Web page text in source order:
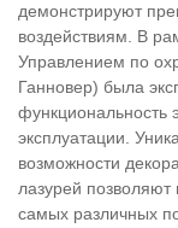
демонстрируют
воздействиям. В
Управлением по
Ганновер) была
функциональность
эксплуатации.
возможности
лазурей
самых различных